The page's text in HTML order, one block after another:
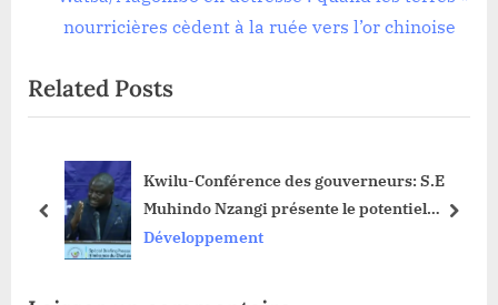
l’article
o
u
o
e
t
P
s
nourricières cèdent à la ruée vers l’or chinoise
Related Posts
Kwilu-Conférence des gouverneurs: S.E
Muhindo Nzangi présente le potentiel
agricole et les mécanismes
Développement
prev next